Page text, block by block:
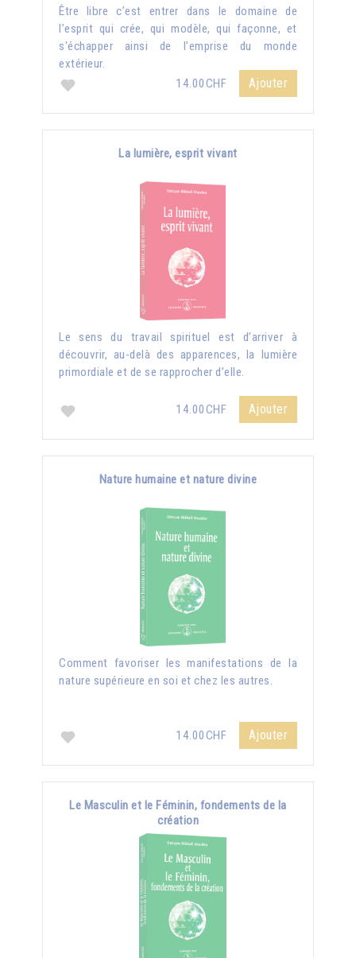
Être libre c’est entrer dans le domaine de
l’esprit qui crée, qui modèle, qui façonne, et
s'échapper ainsi de l’emprise du monde
extérieur.
14.00CHF
Ajouter
La lumière, esprit vivant
Le sens du travail spirituel est d’arriver à
découvrir, au-delà des apparences, la lumière
primordiale et de se rapprocher d’elle.
14.00CHF Ajouter
Nature humaine et nature divine
Comment favoriser les manifestations de la
nature supérieure en soi et chez les autres.
14.00CHF Ajouter
Le Masculin et le Féminin, fondements de la
création